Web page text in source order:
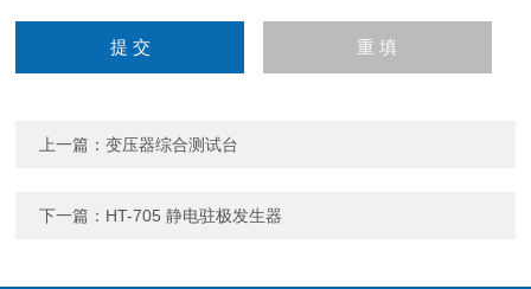
上一篇：变压器综合测试台
下一篇： HT-705 静电驻极发生器